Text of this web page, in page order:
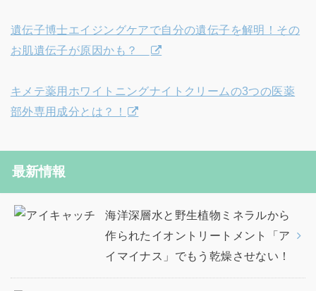
遺伝子博士エイジングケアで自分の遺伝子を解明！その
お肌遺伝子が原因かも？
キメテ薬用ホワイトニングナイトクリームの3つの医薬
部外専用成分とは？！
最新情報
海洋深層水と野生植物ミネラルから
作られたイオントリートメント「ア
イマイナス」でもう乾燥させない！